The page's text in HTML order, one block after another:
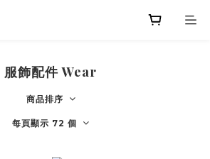
服飾配件 Wear
商品排序
每頁顯示 72 個